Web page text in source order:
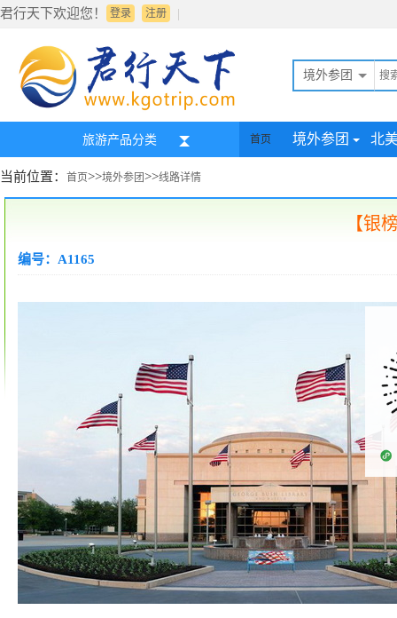
君行天下欢迎您！ 登录 |
注册
境外参团
旅游产品分类 首页 境外参团 北
当前位置： 首页>>境外参团>>线路详情
【银
编号：A1165